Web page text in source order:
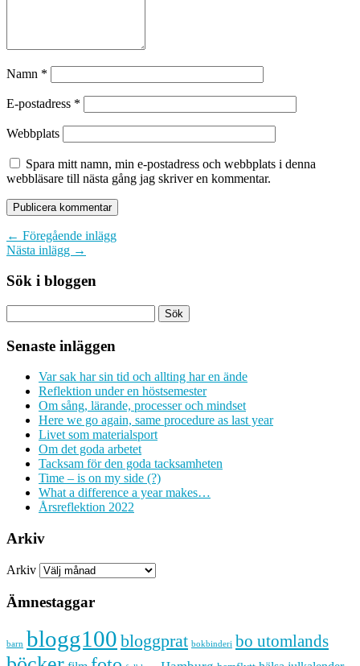
Namn *
E-postadress *
Webbplats
Spara mitt namn, min e-postadress och webbplats i denna
webbläsare till nästa gång jag skriver en kommentar.
← Föregående inlägg
Nästa inlägg →
Sök i bloggen
Senaste inläggen
Var sak har sin tid och allting har en ände
Reflektion under en höstsemester
Om sång, lärande, processer och mindset
Here we go again, same procedure as last year
Livet som materialsport
Om det goda arbetet
Tacksam för den goda tacksamheten
Time – is on my side (?)
What a difference a year makes…
Årsreflektion 2022
Arkiv
Arkiv
Ämnestaggar
barn blogg100 bloggprat bokbinderi bo utomlands